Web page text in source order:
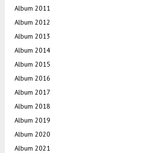
Album 2011
Album 2012
Album 2013
Album 2014
Album 2015
Album 2016
Album 2017
Album 2018
Album 2019
Album 2020
Album 2021